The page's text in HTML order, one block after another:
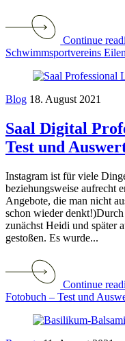
Continue
Schwimmsportvereins
Blog 18. August 2021
Saal Digital
Test und
Instagram ist für viele
beziehungsweise aufrecht
Angebote, die man nicht
schon wieder
zunächst Heidi und später
gestoßen. Es wurde...
Continue
Fotobuch – Test und